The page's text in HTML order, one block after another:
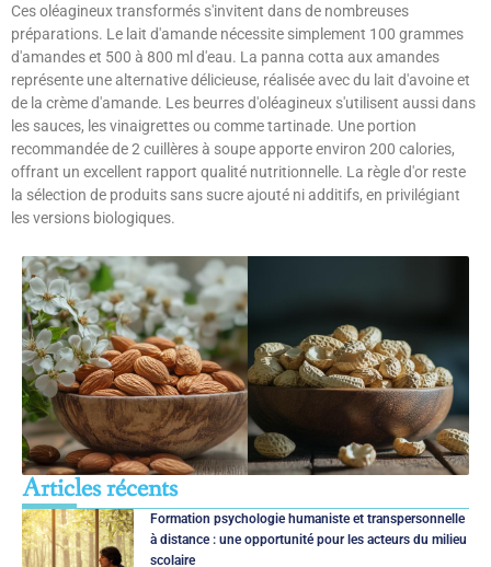
Ces oléagineux transformés s'invitent dans de nombreuses
préparations. Le lait d'amande nécessite simplement 100 grammes
d'amandes et 500 à 800 ml d'eau. La panna cotta aux amandes
représente une alternative délicieuse, réalisée avec du lait d'avoine et
de la crème d'amande. Les beurres d'oléagineux s'utilisent aussi dans
les sauces, les vinaigrettes ou comme tartinade. Une portion
recommandée de 2 cuillères à soupe apporte environ 200 calories,
offrant un excellent rapport qualité nutritionnelle. La règle d'or reste
la sélection de produits sans sucre ajouté ni additifs, en privilégiant
les versions biologiques.
Articles récents
Formation psychologie humaniste et transpersonnelle
à distance : une opportunité pour les acteurs du milieu
scolaire